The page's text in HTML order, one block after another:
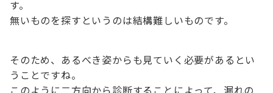
す。
無いものを探すというのは結構難しいものです。
そのため、あるべき姿からも見ていく必要があるとい
うことですね。